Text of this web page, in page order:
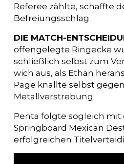
Referee zählte, schaffte
Befreiungsschlag.
DIE MATCH-
offengelegte Ringecke
schließlich selbst zum
wich aus, als Ethan
Page knallte selbst
Metallverstrebung.
Penta folgte sogleich mit
Springboard Mexican
erfolgreichen